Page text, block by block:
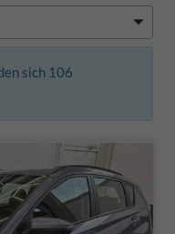
sich 106